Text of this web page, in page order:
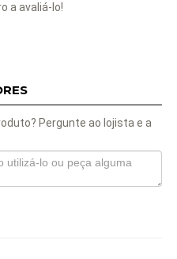
a avaliá-lo!
Pergunte ao lojista e a